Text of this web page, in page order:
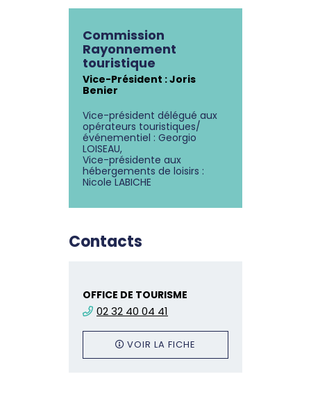
Commission
Rayonnement
touristique
Vice-Président : Joris
Benier
Vice-président délégué aux
opérateurs touristiques/
événementiel : Georgio
LOISEAU,
Vice-présidente aux
hébergements de loisirs :
Nicole LABICHE
Contacts
OFFICE DE TOURISME
02 32 40 04 41
VOIR LA FICHE